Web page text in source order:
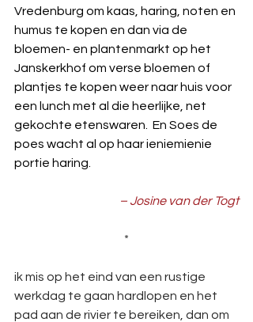
Vredenburg om kaas, haring, noten en
humus te kopen en dan via de
bloemen- en plantenmarkt op het
Janskerkhof om verse bloemen of
plantjes te kopen weer naar huis voor
een lunch met al die heerlijke, net
gekochte etenswaren.  En Soes de
poes wacht al op haar ieniemienie
portie haring.
– Josine van der Togt
*
ik mis op het eind van een rustige
werkdag te gaan hardlopen en het
pad aan de rivier te bereiken, dan om